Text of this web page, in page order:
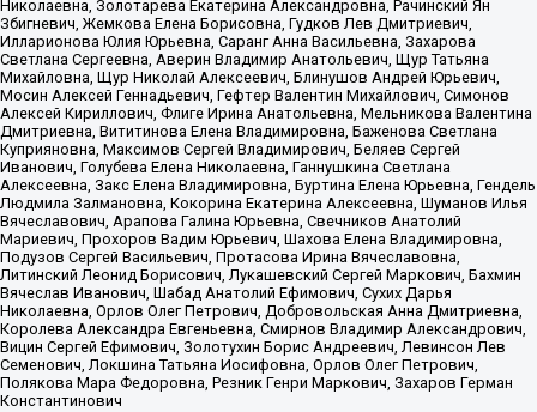
Николаевна, Золотарева Екатерина Александровна, Рачинский Ян
Збигневич, Жемкова Елена Борисовна, Гудков Лев Дмитриевич,
Илларионова Юлия Юрьевна, Саранг Анна Васильевна, Захарова
Светлана Сергеевна, Аверин Владимир Анатольевич, Щур Татьяна
Михайловна, Щур Николай Алексеевич, Блинушов Андрей Юрьевич,
Мосин Алексей Геннадьевич, Гефтер Валентин Михайлович, Симонов
Алексей Кириллович, Флиге Ирина Анатольевна, Мельникова Валентина
Дмитриевна, Вититинова Елена Владимировна, Баженова Светлана
Куприяновна, Максимов Сергей Владимирович, Беляев Сергей
Иванович, Голубева Елена Николаевна, Ганнушкина Светлана
Алексеевна, Закс Елена Владимировна, Буртина Елена Юрьевна, Гендель
Людмила Залмановна, Кокорина Екатерина Алексеевна, Шуманов Илья
Вячеславович, Арапова Галина Юрьевна, Свечников Анатолий
Мариевич, Прохоров Вадим Юрьевич, Шахова Елена Владимировна,
Подузов Сергей Васильевич, Протасова Ирина Вячеславовна,
Литинский Леонид Борисович, Лукашевский Сергей Маркович, Бахмин
Вячеслав Иванович, Шабад Анатолий Ефимович, Сухих Дарья
Николаевна, Орлов Олег Петрович, Добровольская Анна Дмитриевна,
Королева Александра Евгеньевна, Смирнов Владимир Александрович,
Вицин Сергей Ефимович, Золотухин Борис Андреевич, Левинсон Лев
Семенович, Локшина Татьяна Иосифовна, Орлов Олег Петрович,
Полякова Мара Федоровна, Резник Генри Маркович, Захаров Герман
Константинович